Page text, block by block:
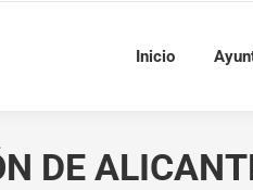
Inicio
DE